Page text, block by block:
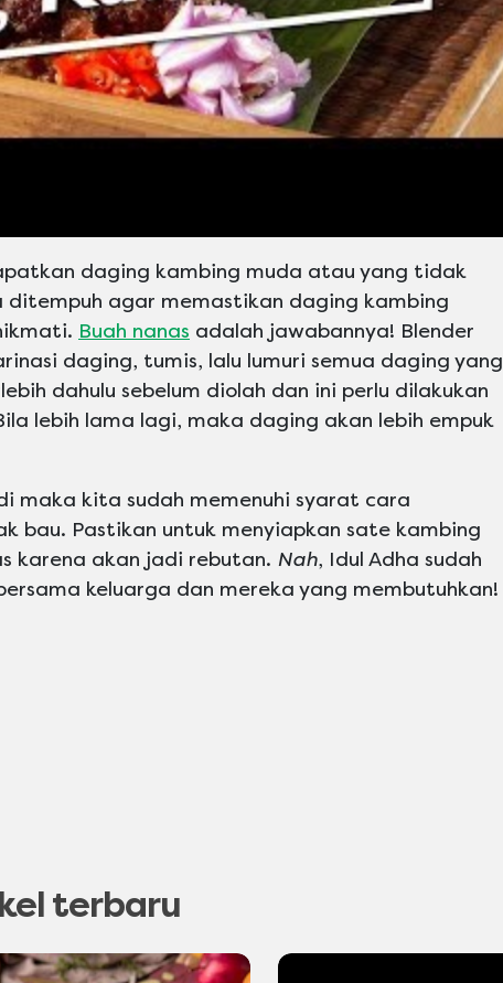
daging kambing muda atau yang tidak
agar memastikan daging kambing
Buah nanas adalah jawabannya! Blender
daging, tumis, lalu lumuri semua daging yang
dahulu sebelum diolah dan ini perlu dilakukan
lebih lama lagi, maka daging akan lebih empuk
maka kita sudah memenuhi syarat cara
bau. Pastikan untuk menyiapkan sate kambing
karena akan jadi rebutan. Nah, Idul Adha sudah
keluarga dan mereka yang membutuhkan!
terbaru